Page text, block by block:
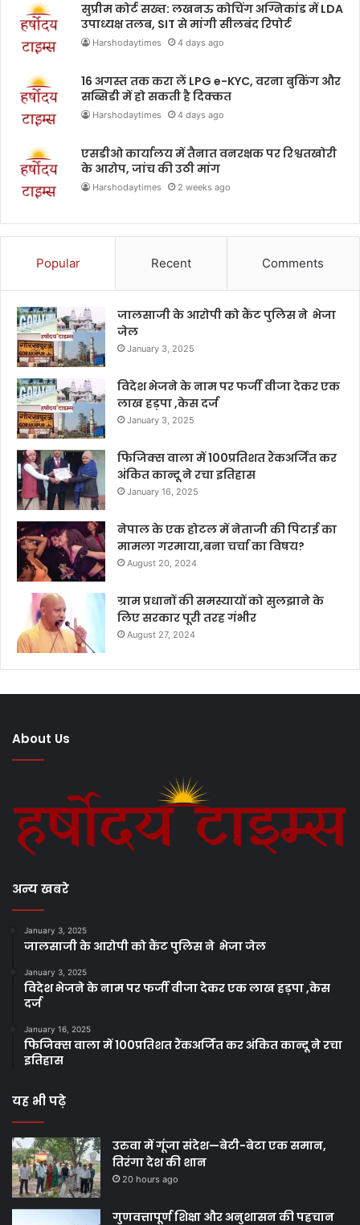
सुप्रीम कोर्ट सख्त: लखनऊ कोचिंग अग्निकांड में LDA
उपाध्यक्ष तलब, SIT से मांगी सीलबंद रिपोर्ट
Harshodaytimes 4 days ago
16 अगस्त तक करा लें LPG e-KYC, वरना बुकिंग और
सब्सिडी में हो सकती है दिक्कत
Harshodaytimes 4 days ago
एसडीओ कार्यालय में तैनात वनरक्षक पर रिश्वतखोरी
के आरोप, जांच की उठी मांग
Harshodaytimes 2 weeks ago
Popular Recent Comments
जालसाजी के आरोपी को कैंट पुलिस ने भेजा
जेल
January 3, 2025
विदेश भेजने के नाम पर फर्जी वीजा देकर एक
लाख हड़पा ,केस दर्ज
January 3, 2025
फिजिक्स वाला में 100प्रतिशत रैंकअर्जित कर
अंकित कान्दू ने रचा इतिहास
January 16, 2025
नेपाल के एक होटल में नेताजी की पिटाई का
मामला गरमाया,बना चर्चा का विषय?
August 20, 2024
ग्राम प्रधानों की समस्यायों को सुलझाने के
लिए सरकार पूरी तरह गंभीर
August 27, 2024
About Us
अन्य खबरे
January 3, 2025
जालसाजी के आरोपी को कैंट पुलिस ने भेजा जेल
January 3, 2025
विदेश भेजने के नाम पर फर्जी वीजा देकर एक लाख हड़पा ,केस
दर्ज
January 16, 2025
फिजिक्स वाला में 100प्रतिशत रैंकअर्जित कर अंकित कान्दू ने रचा
इतिहास
यह भी पढ़े
उरुवा में गूंजा संदेश—बेटी-बेटा एक समान,
तिरंगा देश की शान
20 hours ago
गुणवत्तापूर्ण शिक्षा और अनुशासन की पहचान